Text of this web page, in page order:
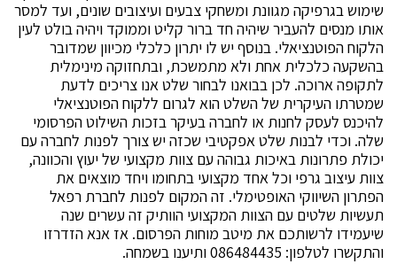
שימוש בגרפיקה מגוונת ומשחקי צבעים ועיצובים שונים, ועד למסר
אותו מנסים להעביר שיהיה חד ברור קליט וממוקד ויהיה בולט לעין
הלקוח הפוטנציאלי. בנוסף יש לו יתרון כלכלי מכיוון שמדובר
בהשקעה כלכלית אחת ולא מתמשכת, ובתחזוקה מינימלית
לתקופה ארוכה. לכן בבואנו לבחור שלט אנו צריכים לדעת
שמטרתו העיקרית של השלט הוא לגרום ללקוח הפוטנציאלי
להיכנס לעסק לחנות או לחברה בעיקר בזכות השילוט הפרסומי
שלה. וכדי לבנות שלט אפקטיבי שכזה יש צורך לפנות לחברה עם
יכולת פתרונות באיכות גבוהה עם צוות מקצועי של יעוץ והכוונה,
צוות עיצוב גרפי וכל אחד מקצועי בתחומו ויחד מוצאים את
הפתרון השיווקי האופטימלי. זה המקום לפנות לחברת רפאל
תעשיות שלטים עם הצוות המקצועי הוותיק זה עשרים שנה
שיעמידו לרשותכם את מיטב מוחות הפרסום. אז אנא הזדרזו
והתקשרו לטלפון: 086484435 ותיענו בשמחה.